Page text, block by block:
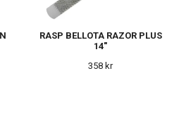
RASP BELLOTA RAZOR PLUS
14"
358 kr